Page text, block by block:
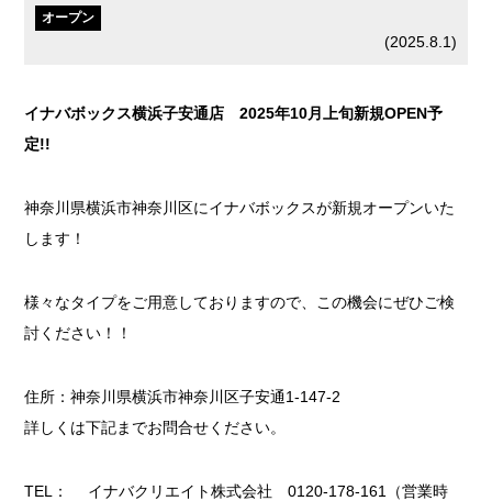
オープン
(2025.8.1)
イナバボックス横浜子安通店 2025年10月上旬新規OPEN予
定!!
神奈川県横浜市神奈川区にイナバボックスが新規オープンいた
します！
様々なタイプをご用意しておりますので、この機会にぜひご検
討ください！！
住所：神奈川県横浜市神奈川区子安通1-147-2
詳しくは下記までお問合せください。
TEL： イナバクリエイト株式会社 0120-178-161（営業時